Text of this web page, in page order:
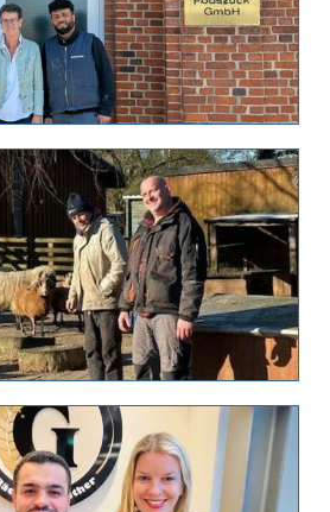
jobcenter-news Optional
jobcenter-news Optional